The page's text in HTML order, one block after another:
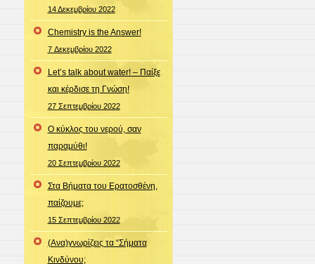
14 Δεκεμβρίου 2022
Chemistry is the Answer!
7 Δεκεμβρίου 2022
Let’s talk about water! – Παίξε
και κέρδισε τη Γνώση!
27 Σεπτεμβρίου 2022
Ο κύκλος του νερού, σαν
παραμύθι!
20 Σεπτεμβρίου 2022
Στα Βήματα του Ερατοσθένη,
παίζουμε;
15 Σεπτεμβρίου 2022
(Ανα)γνωρίζεις τα “Σήματα
Κινδύνου;